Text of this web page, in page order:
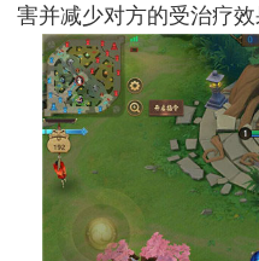
害并减少对方的受治疗效